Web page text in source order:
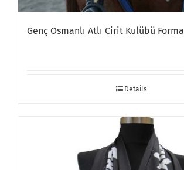
Genç Osmanlı Atlı Cirit Kulübü Forma
Details